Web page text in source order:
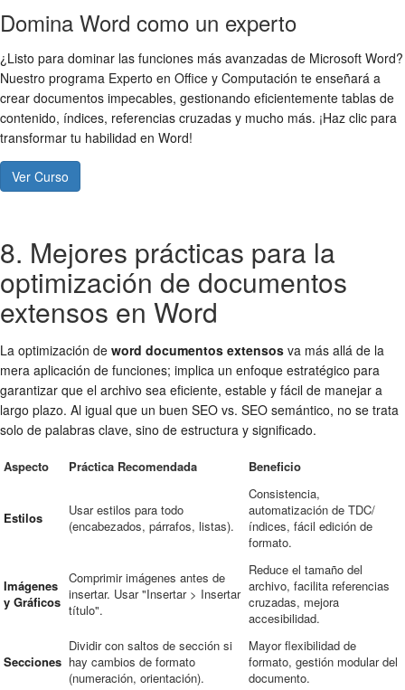
Domina Word como un experto
¿Listo para dominar las funciones más avanzadas de Microsoft Word?
Nuestro programa Experto en Office y Computación te enseñará a
crear documentos impecables, gestionando eficientemente tablas de
contenido, índices, referencias cruzadas y mucho más. ¡Haz clic para
transformar tu habilidad en Word!
Ver Curso
8. Mejores prácticas para la
optimización de documentos
extensos en Word
La optimización de word documentos extensos va más allá de la
mera aplicación de funciones; implica un enfoque estratégico para
garantizar que el archivo sea eficiente, estable y fácil de manejar a
largo plazo. Al igual que un buen SEO vs. SEO semántico, no se trata
solo de palabras clave, sino de estructura y significado.
Aspecto Práctica Recomendada Beneficio
Estilos
Usar estilos para todo
(encabezados, párrafos, listas).
Consistencia,
automatización de TDC/
índices, fácil edición de
formato.
Imágenes
y Gráficos
Comprimir imágenes antes de
insertar. Usar "Insertar > Insertar
título".
Reduce el tamaño del
archivo, facilita referencias
cruzadas, mejora
accesibilidad.
Secciones
Dividir con saltos de sección si
hay cambios de formato
(numeración, orientación).
Mayor flexibilidad de
formato, gestión modular del
documento.